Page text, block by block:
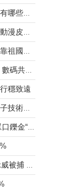
穩致遠